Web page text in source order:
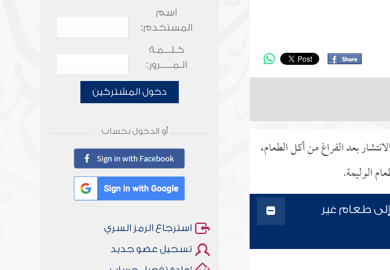
بعد الفراغ من أكل الطعام،
الوليمة.
إلى طعام غير
اسم
المستخدم:
كـلـــمـة
الـمـــــرور:
دخول المشتركين
أو الدخول بحساب
استرجاع الرمز السري
تسجيل عضو جديد